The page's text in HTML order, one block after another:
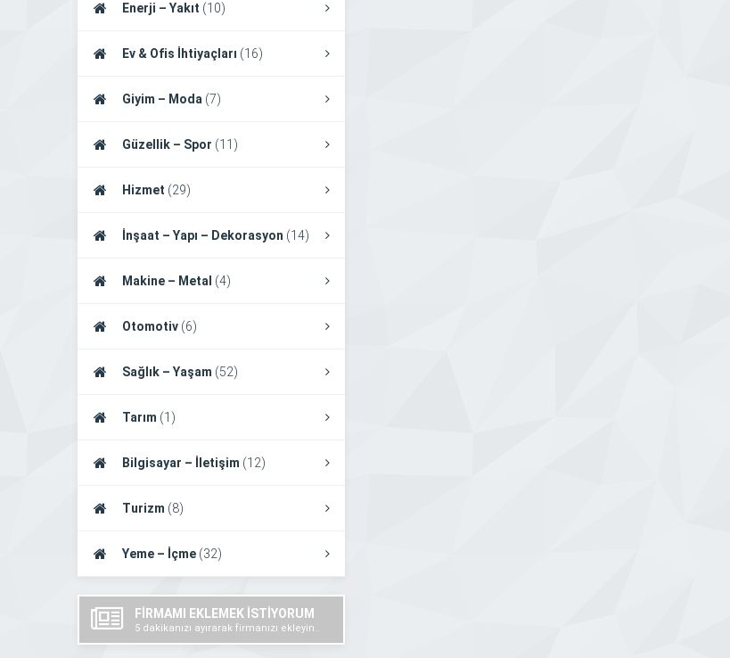
Enerji – Yakıt (10)
Ev & Ofis İhtiyaçları (16)
Giyim – Moda (7)
Güzellik – Spor (11)
Hizmet (29)
İnşaat – Yapı – Dekorasyon (14)
Makine – Metal (4)
Otomotiv (6)
Sağlık – Yaşam (52)
Tarım (1)
Bilgisayar – İletişim (12)
Turizm (8)
Yeme – İçme (32)
FİRMAMI EKLEMEK İSTİYORUM
5 dakikanızı ayırarak firmanızı ekleyin..